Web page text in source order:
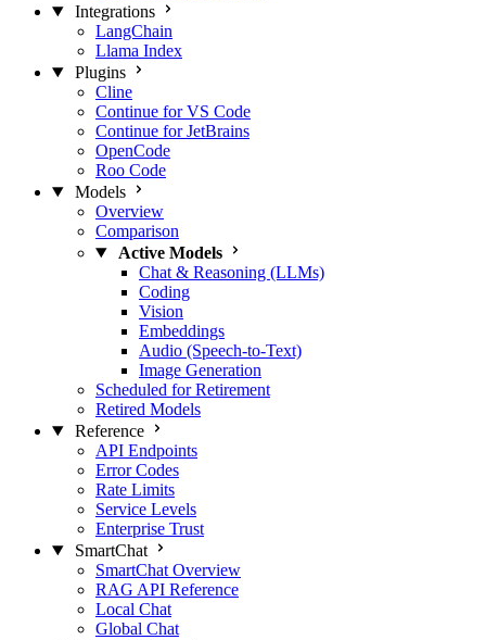
Integrations
LangChain
Llama Index
Plugins
Cline
Continue for VS Code
Continue for JetBrains
OpenCode
Roo Code
Models
Overview
Comparison
Active Models
Chat & Reasoning (LLMs)
Coding
Vision
Embeddings
Audio (Speech-to-Text)
Image Generation
Scheduled for Retirement
Retired Models
Reference
API Endpoints
Error Codes
Rate Limits
Service Levels
Enterprise Trust
SmartChat
SmartChat Overview
RAG API Reference
Local Chat
Global Chat